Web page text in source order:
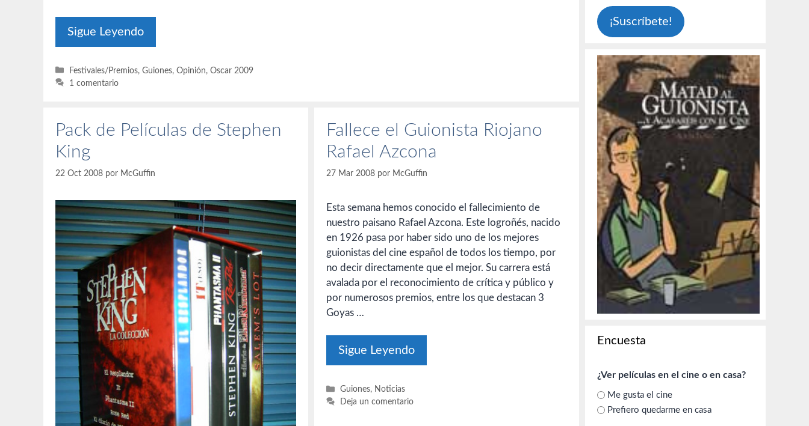
Sigue Leyendo
Categorías
Festivales/Premios,Guiones,Opinión,Oscar 2009
1 comentario
Pack de Películas de Stephen
King
22 Oct 2008 por McGuffin
Fallece el Guionista Riojano
Rafael Azcona
27 Mar 2008 por McGuffin
Esta semana hemos conocido el fallecimiento de
nuestro paisano Rafael Azcona. Este logroñés, nacido
en 1926 pasa por haber sido uno de los mejores
guionistas del cine español de todos los tiempo, por
no decir directamente que el mejor. Su carrera está
avalada por el reconocimiento de crítica y público y
por numerosos premios, entre los que destacan 3
Goyas …
Sigue Leyendo
Categorías
Guiones, Noticias
Deja un comentario
Encuesta
¿Ver películas en el cine o en casa?
Me gusta el cine
Prefiero quedarme en casa